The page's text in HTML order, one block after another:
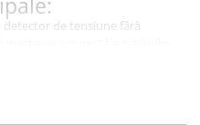
de tensiune fără
de intrare scăzută (LoZ),
4-20mA, măsoară
și ciclurile de lucru, funcția